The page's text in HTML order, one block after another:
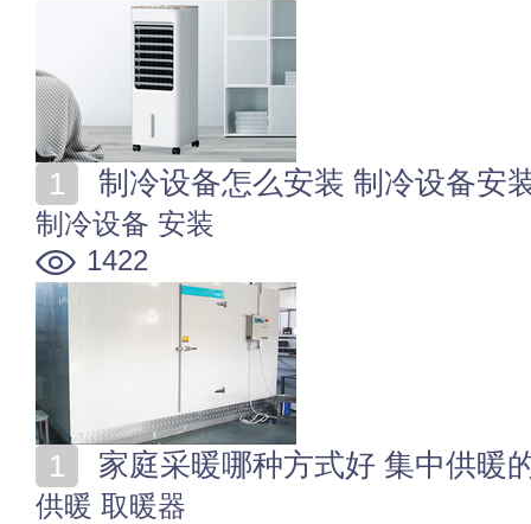
制冷设备怎么安装 制冷设备安
制冷设备 安装
1422
家庭采暖哪种方式好 集中供暖
供暖 取暖器